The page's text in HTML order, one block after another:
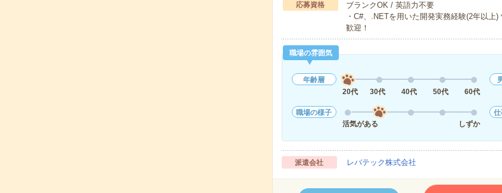
応募資格
ブランクOK / 英語力不要
・C#、.NETを用いた開発実務経験(2年以
歓迎！
職場の雰囲気
年齢層
20代
30代 40代 50代 60代
職場の様子
活気がある
しずか
派遣会社 レバテック株式会社